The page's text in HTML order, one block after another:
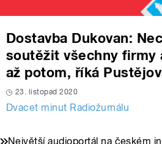
Dostavba Dukovan:
soutěžit všechny firmy
až potom, říká
23. listopad 2020
Dvacet minut Radiožurnálu
Největší audioportál na českém